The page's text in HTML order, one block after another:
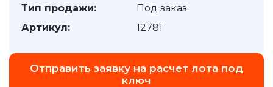
Тип продажи:
Под заказ
Артикул:
12781
Отправить заявку на расчет лота под
ключ